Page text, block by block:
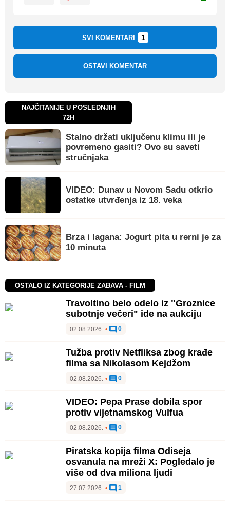
SVI KOMENTARI 1
OSTAVI KOMENTAR
NAJČITANIJE U POSLEDNJIH
72H
Stalno držati uključenu klimu ili je
povremeno gasiti? Ovo su saveti
stručnjaka
VIDEO: Dunav u Novom Sadu otkrio
ostatke utvrđenja iz 18. veka
Brza i lagana: Jogurt pita u rerni je za
10 minuta
OSTALO IZ KATEGORIJE ZABAVA - FILM
Travoltino belo odelo iz "Groznice
subotnje večeri" ide na aukciju
02.08.2026. • 0
Tužba protiv Netfliksa zbog krađe
filma sa Nikolasom Kejdžom
02.08.2026. • 0
VIDEO: Pepa Prase dobila spor
protiv vijetnamskog Vulfua
02.08.2026. • 0
Piratska kopija filma Odiseja
osvanula na mreži X: Pogledalo je
više od dva miliona ljudi
27.07.2026. • 1